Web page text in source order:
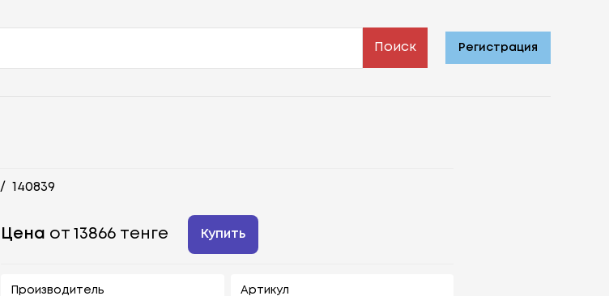
Поиск Регистрация
/ 140839
Цена от 13866 тенге Купить
Производитель Артикул